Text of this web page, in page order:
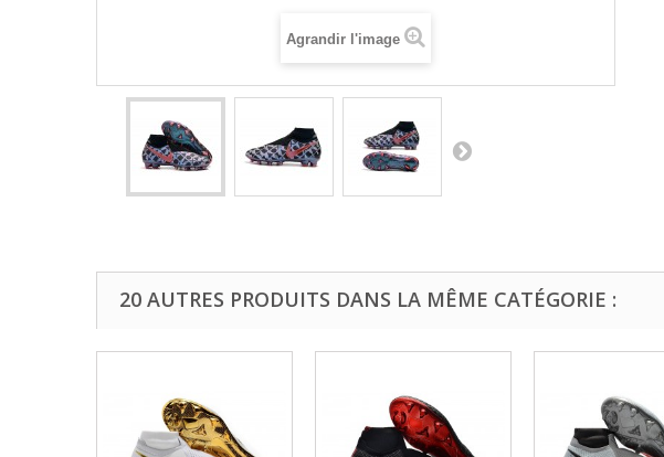
Agrandir l'image
20 AUTRES PRODUITS DANS LA MÊME CATÉGORIE :